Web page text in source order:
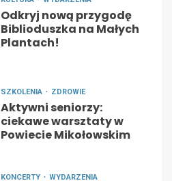
Odkryj nową przygodę
Biblioduszka na Małych
Plantach!
SZKOLENIA ZDROWIE
Aktywni seniorzy:
ciekawe warsztaty w
Powiecie Mikołowskim
KONCERTY WYDARZENIA